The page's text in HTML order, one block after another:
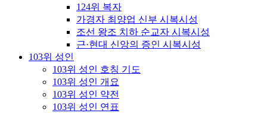
124위 복자
가경자 최양업 신부 시복시성
조선 왕조 치하 순교자 시복시성
근·현대 신앙의 증인 시복시성
103위 성인
103위 성인 호칭 기도
103위 성인 개요
103위 성인 약전
103위 성인 연표